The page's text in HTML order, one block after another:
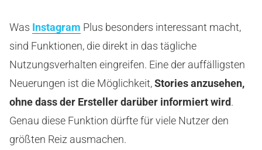
Was Instagram Plus besonders interessant macht,
sind Funktionen, die direkt in das tägliche
Nutzungsverhalten eingreifen. Eine der auffälligsten
Neuerungen ist die Möglichkeit,Stories anzusehen,
ohne dass der Ersteller darüber informiert wird.
Genau diese Funktion dürfte für viele Nutzer den
größten Reiz ausmachen.